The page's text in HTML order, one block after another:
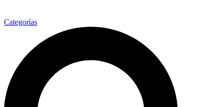
Categorías